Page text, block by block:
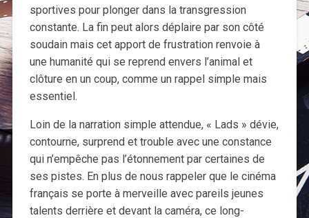
sportives pour plonger dans la transgression
constante. La fin peut alors déplaire par son côté
soudain mais cet apport de frustration renvoie à
une humanité qui se reprend envers l’animal et
clôture en un coup, comme un rappel simple mais
essentiel.
Loin de la narration simple attendue, « Lads » dévie,
contourne, surprend et trouble avec une constance
qui n’empêche pas l’étonnement par certaines de
ses pistes. En plus de nous rappeler que le cinéma
français se porte à merveille avec pareils jeunes
talents derrière et devant la caméra, ce long-